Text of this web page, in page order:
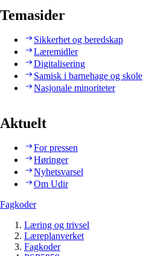
Temasider
Sikkerhet og beredskap
Læremidler
Digitalisering
Samisk i barnehage og skole
Nasjonale minoriteter
Aktuelt
For pressen
Høringer
Nyhetsvarsel
Om Udir
Fagkoder
Læring og trivsel
Læreplanverket
Fagkoder